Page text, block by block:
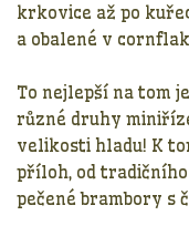
krkovice až po
a obalené v
To nejlepší na tom
různé druhy
velikosti hladu! K
příloh, od
pečené brambory s